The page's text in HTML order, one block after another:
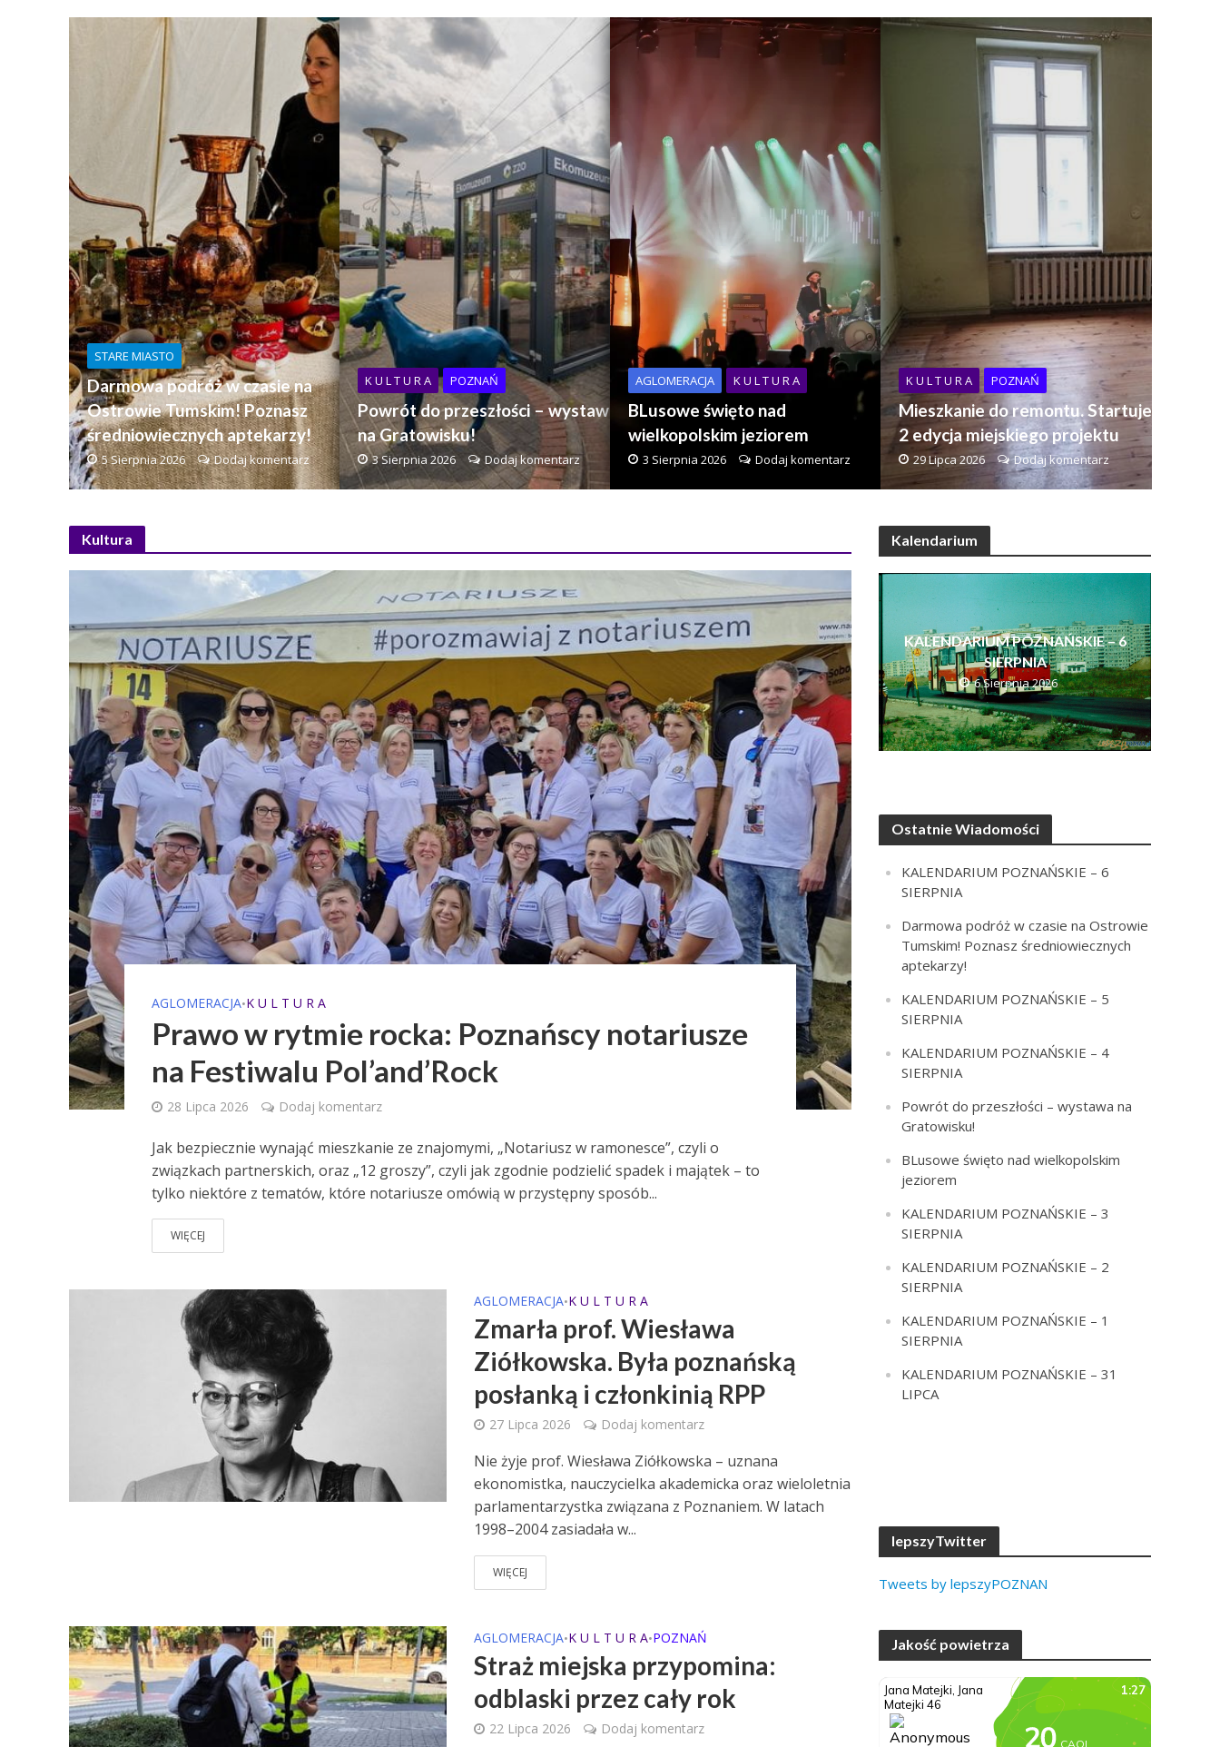
STARE MIASTO
Darmowa podróż w czasie na
Ostrowie Tumskim! Poznasz
średniowiecznych aptekarzy!
5 Sierpnia 2026 Dodaj komentarz
K U L T U R A POZNAŃ
Powrót do przeszłości – wystawa
na Gratowisku!
3 Sierpnia 2026 Dodaj komentarz
AGLOMERACJA K U L T U R A
BLusowe święto nad
wielkopolskim jeziorem
3 Sierpnia 2026 Dodaj komentarz
K U L T U R A POZNAŃ
Mieszkanie do remontu. Startuje
2 edycja miejskiego projektu
29 Lipca 2026 Dodaj komentarz
Kultura
AGLOMERACJA•K U L T U R A
Prawo w rytmie rocka: Poznańscy notariusze
na Festiwalu Pol’and’Rock
28 Lipca 2026 Dodaj komentarz
Jak bezpiecznie wynająć mieszkanie ze znajomymi, „Notariusz w ramonesce”, czyli o
związkach partnerskich, oraz „12 groszy”, czyli jak zgodnie podzielić spadek i majątek – to
tylko niektóre z tematów, które notariusze omówią w przystępny sposób...
WIĘCEJ
AGLOMERACJA•K U L T U R A
Zmarła prof. Wiesława
Ziółkowska. Była poznańską
posłanką i członkinią RPP
27 Lipca 2026 Dodaj komentarz
Nie żyje prof. Wiesława Ziółkowska – uznana
ekonomistka, nauczycielka akademicka oraz wieloletnia
parlamentarzystka związana z Poznaniem. W latach
1998–2004 zasiadała w...
WIĘCEJ
AGLOMERACJA•K U L T U R A•POZNAŃ
Straż miejska przypomina:
odblaski przez cały rok
22 Lipca 2026 Dodaj komentarz
Kalendarium
KALENDARIUM POZNAŃSKIE – 6
SIERPNIA
6 Sierpnia 2026
Ostatnie Wiadomości
KALENDARIUM POZNAŃSKIE – 6
SIERPNIA
Darmowa podróż w czasie na Ostrowie
Tumskim! Poznasz średniowiecznych
aptekarzy!
KALENDARIUM POZNAŃSKIE – 5
SIERPNIA
KALENDARIUM POZNAŃSKIE – 4
SIERPNIA
Powrót do przeszłości – wystawa na
Gratowisku!
BLusowe święto nad wielkopolskim
jeziorem
KALENDARIUM POZNAŃSKIE – 3
SIERPNIA
KALENDARIUM POZNAŃSKIE – 2
SIERPNIA
KALENDARIUM POZNAŃSKIE – 1
SIERPNIA
KALENDARIUM POZNAŃSKIE – 31
LIPCA
lepszyTwitter
Tweets by lepszyPOZNAN
Jakość powietrza